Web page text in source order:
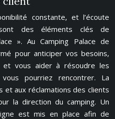
constante, et l’écoute
des éléments clés de
». Au Camping Palace de
pour anticiper vos besoins,
et vous aider à résoudre les
pourriez rencontrer. La
et aux réclamations des clients
la direction du camping. Un
est mis en place afin de